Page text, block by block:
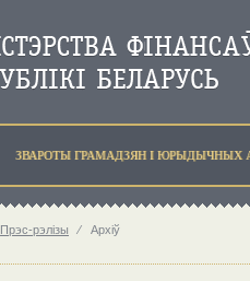
ЗВАРОТЫ ГРАМАДЗЯН I ЮРЫДЫЧНЫХ
Прэс-рэлізы ⁄ Архіў